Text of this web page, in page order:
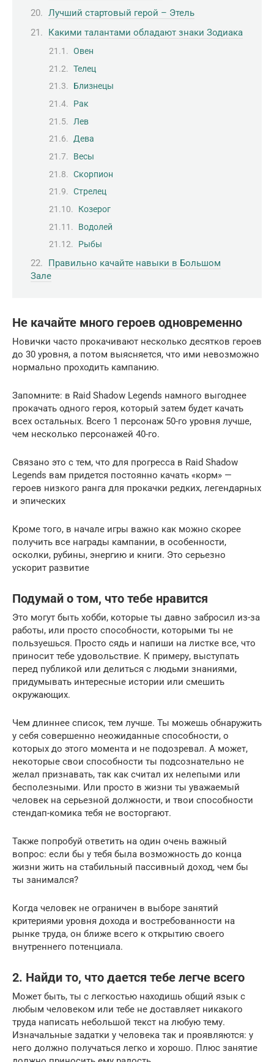
Лучший стартовый герой – Этель
Какими талантами обладают знаки Зодиака
Овен
Телец
Близнецы
Рак
Лев
Дева
Весы
Скорпион
Стрелец
Козерог
Водолей
Рыбы
Правильно качайте навыки в Большом
Зале
Не качайте много героев одновременно
Новички часто прокачивают несколько десятков героев
до 30 уровня, а потом выясняется, что ими невозможно
нормально проходить кампанию.
Запомните: в Raid Shadow Legends намного выгоднее
прокачать одного героя, который затем будет качать
всех остальных. Всего 1 персонаж 50-го уровня лучше,
чем несколько персонажей 40-го.
Связано это с тем, что для прогресса в Raid Shadow
Legends вам придется постоянно качать «корм» —
героев низкого ранга для прокачки редких, легендарных
и эпических
Кроме того, в начале игры важно как можно скорее
получить все награды кампании, в особенности,
осколки, рубины, энергию и книги. Это серьезно
ускорит развитие
Подумай о том, что тебе нравится
Это могут быть хобби, которые ты давно забросил из-за
работы, или просто способности, которыми ты не
пользуешься. Просто сядь и напиши на листке все, что
приносит тебе удовольствие. К примеру, выступать
перед публикой или делиться с людьми знаниями,
придумывать интересные истории или смешить
окружающих.
Чем длиннее список, тем лучше. Ты можешь обнаружить
у себя совершенно неожиданные способности, о
которых до этого момента и не подозревал. А может,
некоторые свои способности ты подсознательно не
желал признавать, так как считал их нелепыми или
бесполезными. Или просто в жизни ты уважаемый
человек на серьезной должности, и твои способности
стендап-комика тебя не восторгают.
Также попробуй ответить на один очень важный
вопрос: если бы у тебя была возможность до конца
жизни жить на стабильный пассивный доход, чем бы
ты занимался?
Когда человек не ограничен в выборе занятий
критериями уровня дохода и востребованности на
рынке труда, он ближе всего к открытию своего
внутреннего потенциала.
2. Найди то, что дается тебе легче всего
Может быть, ты с легкостью находишь общий язык с
любым человеком или тебе не доставляет никакого
труда написать небольшой текст на любую тему.
Изначальные задатки у человека так и проявляются: у
него должно получаться легко и хорошо. Плюс занятие